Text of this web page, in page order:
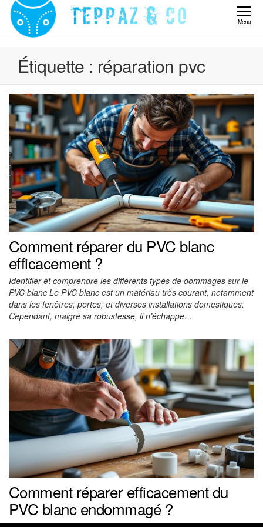
Skip
content
Teppaz
Menu
Étiquette : réparation pvc
Comment réparer du PVC blanc
efficacement ?
Identifier et comprendre les différents types de dommages sur le
PVC blanc Le PVC blanc est un matériau très courant, notamment
dans les fenêtres, portes, et diverses installations domestiques.
Cependant, malgré sa robustesse, il n’échappe…
Comment réparer efficacement du
PVC blanc endommagé ?